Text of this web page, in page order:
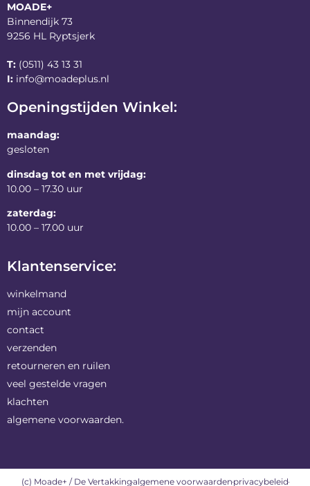
MOADE+
Binnendijk 73
9256 HL Ryptsjerk
T: (0511) 43 13 31
I: info@moadeplus.nl
Openingstijden Winkel:
maandag:
gesloten
dinsdag tot en met vrijdag:
10.00 – 17.30 uur
zaterdag:
10.00 – 17.00 uur
Klantenservice:
winkelmand
mijn account
contact
verzenden
retourneren en ruilen
veel gestelde vragen
klachten
algemene voorwaarden.
(c) Moade+ / De Vertakkingalgemene voorwaardenprivacybeleid